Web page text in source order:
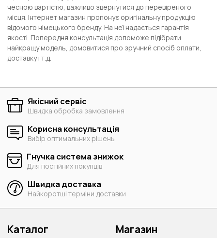
чесною вартістю, важливо звернутися до перевіреного
місця. Інтернет магазин пропонує оригінальну продукцію
відомого німецького бренду. На неї надається гарантія
якості. Попередня консультація допоможе підібрати
найкращу модель, домовитися про зручний спосіб оплати,
доставку і т.д.
Якісний сервіс
Швидка обробка замовлення
Корисна консультація
Вибір оптимальних рішень
Гнучка система знижок
Для постійних покупців
Швидка доставка
Найкоротші терміни доставки
Каталог Магазин